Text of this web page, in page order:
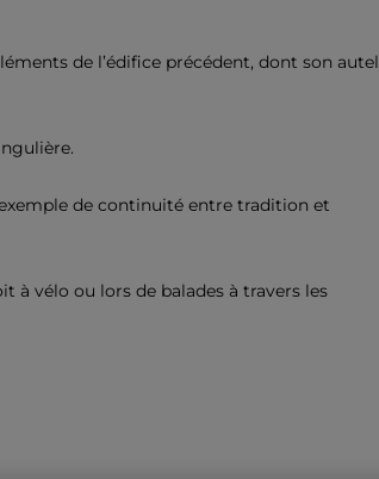
de l’édifice précédent, dont son autel
de continuité entre tradition et
à vélo ou lors de balades à travers les